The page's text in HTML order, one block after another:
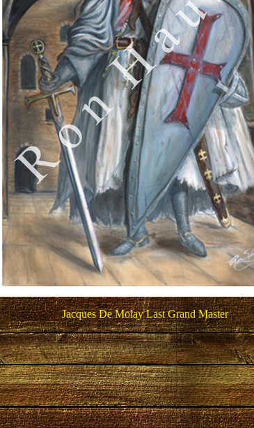
Jacques De Molay Last Grand Master